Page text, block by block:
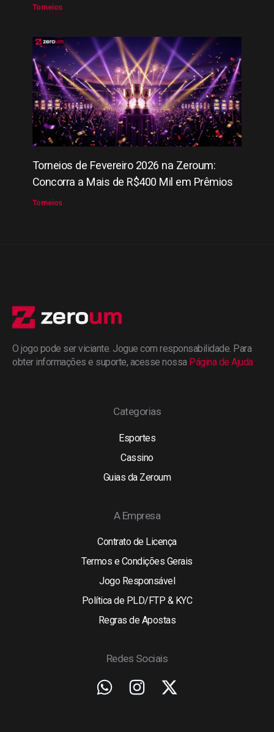
Torneios
Torneios de Fevereiro 2026 na Zeroum:
Concorra a Mais de R$400 Mil em Prêmios
Torneios
O jogo pode ser viciante. Jogue com responsabilidade. Para
obter informações e suporte, acesse nossa Página de Ajuda
Categorias
Esportes
Cassino
Guias da Zeroum
A Empresa
Contrato de Licença
Termos e Condições Gerais
Jogo Responsável
Política de PLD/FTP & KYC
Regras de Apostas
Redes Sociais